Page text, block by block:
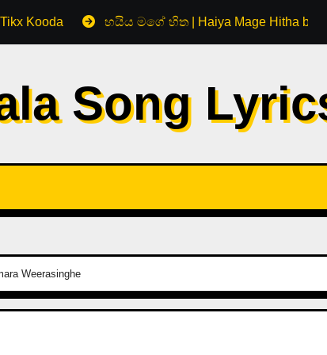
Kooda හයිය මගේ හිත | Haiya Mage Hitha by
Song
Weerasinghe